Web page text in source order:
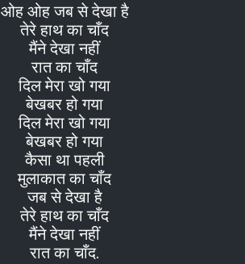
ओह ओह जब से देखा है
तेरे हाथ का चाँद
मैंने देखा नहीं
रात का चाँद
दिल मेरा खो गया
बेखबर हो गया
दिल मेरा खो गया
बेखबर हो गया
कैसा था पहली
मुलाकात का चाँद
जब से देखा है
तेरे हाथ का चाँद
मैंने देखा नहीं
रात का चाँद.